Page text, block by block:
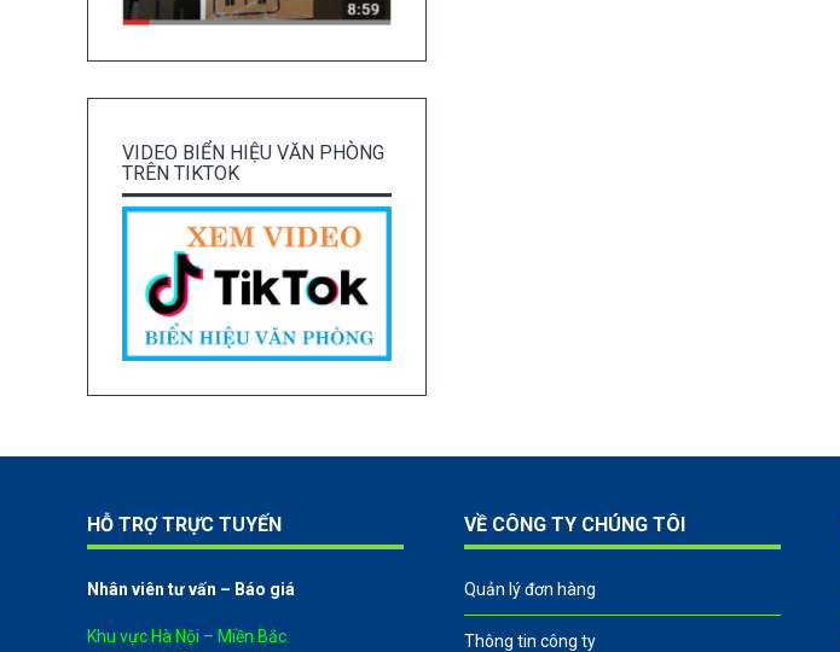
VIDEO BIỂN HIỆU VĂN PHÒNG
TRÊN TIKTOK
HỖ TRỢ TRỰC TUYẾN
Nhân viên tư vấn – Báo giá
Khu vực Hà Nội – Miền Bắc
VỀ CÔNG TY CHÚNG TÔI
Quản lý đơn hàng
Thông tin công ty